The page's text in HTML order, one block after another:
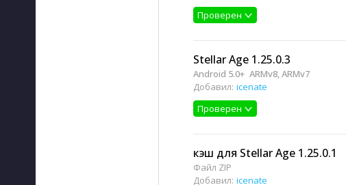
Проверен
Stellar Age 1.25.0.3
Android 5.0+ ARMv8, ARMv7
Добавил: icenate
Проверен
кэш для Stellar Age 1.25.0.1
Файл ZIP
Добавил: icenate